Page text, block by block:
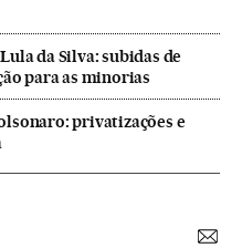
da Silva: subidas de
para as minorias
privatizações e